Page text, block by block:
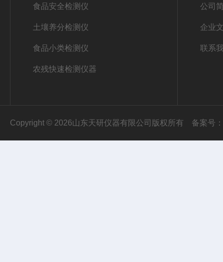
食品安全检测仪
土壤养分检测仪
食品小类检测仪
农残快速检测仪器
公司
企业
联系
Copyright © 2026山东天研仪器有限公司版权所有 备案号